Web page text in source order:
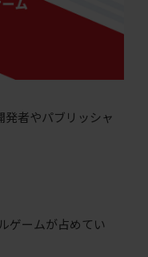
発者やパブリッシャ
ゲームが占めてい